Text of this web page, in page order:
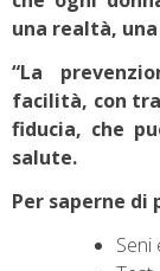
una realtà,
“La
facilità, con
fiducia, che
salute.
Per saperne di
Seni